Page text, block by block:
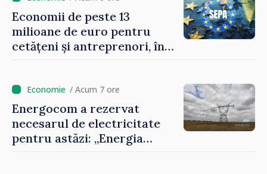
Economii de peste 13
milioane de euro pentru
cetățeni și antreprenori, în
/ Acum 7 ore
Energocom a rezervat
necesarul de electricitate
pentru astăzi: „Energia